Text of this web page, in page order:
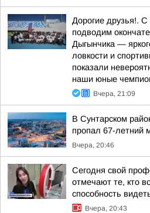
Дорогие друзья!.
подводим
Дыгынчика —
ловкости и
показали
наши юные
Вчера, 21:09
В Сунтарском
пропал 67-летний
Вчера, 20:46
Сегодня свой
отмечают те, кто
способность
Вчера, 20:43